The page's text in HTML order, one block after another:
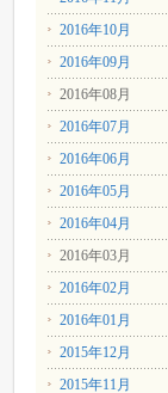
2016年10月
2016年09月
2016年08月
2016年07月
2016年06月
2016年05月
2016年04月
2016年03月
2016年02月
2016年01月
2015年12月
2015年11月